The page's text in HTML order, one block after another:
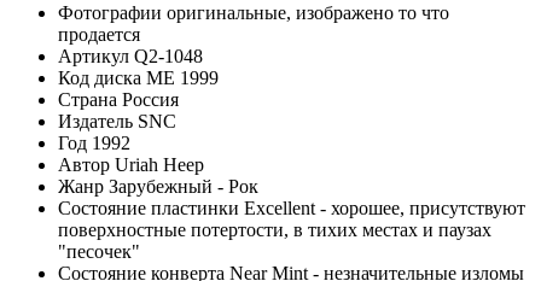
Фотографии оригинальные, изображено то что
продается
Артикул Q2-1048
Код диска ME 1999
Страна Россия
Издатель SNC
Год 1992
Автор Uriah Heep
Жанр Зарубежный - Рок
Состояние пластинки Excellent - хорошее, присутствуют
поверхностные потертости, в тихих местах и паузах
"песочек"
Состояние конверта Near Mint - незначительные изломы